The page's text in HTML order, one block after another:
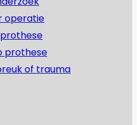
operatie
prothese
of trauma